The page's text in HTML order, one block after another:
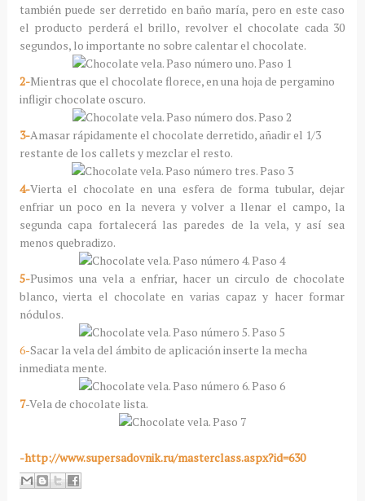
también puede ser derretido en baño maría, pero en este caso
el producto perderá el brillo, revolver el chocolate cada 30
segundos, lo importante no sobre calentar el chocolate.
2-Mientras que el chocolate florece, en una hoja de pergamino
infligir chocolate oscuro.
3-Amasar rápidamente el chocolate derretido, añadir el 1/3
restante de los callets y mezclar el resto.
4-Vierta el chocolate en una esfera de forma tubular, dejar
enfriar un poco en la nevera y volver a llenar el campo, la
segunda capa fortalecerá las paredes de la vela, y así sea
menos quebradizo.
5-Pusimos una vela a enfriar, hacer un circulo de chocolate
blanco, vierta el chocolate en varias capaz y hacer formar
nódulos.
6-Sacar la vela del ámbito de aplicación inserte la mecha
inmediata mente.
7-Vela de chocolate lista.
-http://www.supersadovnik.ru/masterclass.aspx?id=630